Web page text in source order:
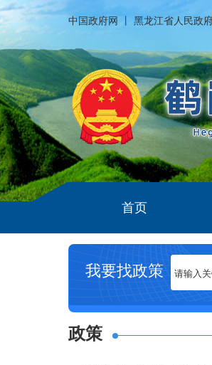
中国政府网 黑龙江省人民政
首页
我要找政策
政策